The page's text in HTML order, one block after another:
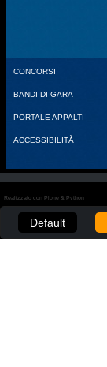
CONCORSI
BANDI DI GARA
PORTALE APPALTI
ACCESSIBILITÀ
Realizzato con Plone & Python
Default